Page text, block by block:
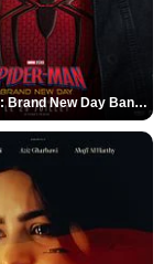
Spider-Man: Brand New Day Bande-annonce VO STFR